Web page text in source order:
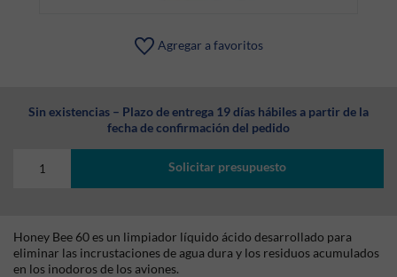
Agregar a favoritos
Sin existencias – Plazo de entrega 19 días hábiles a partir de la
fecha de confirmación del pedido
Solicitar presupuesto
Honey Bee 60 es un limpiador líquido ácido desarrollado para
eliminar las incrustaciones de agua dura y los residuos acumulados
en los inodoros de los aviones.